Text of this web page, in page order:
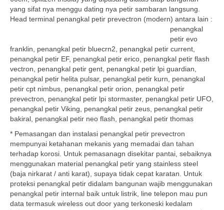
yang sifat nya menggu dating nya petir sambaran langsung.
Head terminal penangkal petir prevectron (modern) antara lain :
penangkal
petir evo
franklin, penangkal petir bluecrn2, penangkal petir current,
penangkal petir EF, penangkal petir erico, penangkal petir flash
vectron, penangkal petir gent, penangkal petir lpi guardian,
penangkal petir helita pulsar, penangkal petir kurn, penangkal
petir cpt nimbus, penangkal petir orion, penangkal petir
prevectron, penangkal petir lpi stormaster, penangkal petir UFO,
penangkal petir Viking, penangkal petir zeus, penangkal petir
bakiral, penangkal petir neo flash, penangkal petir thomas
* Pemasangan dan instalasi penangkal petir prevectron
mempunyai ketahanan mekanis yang memadai dan tahan
terhadap korosi. Untuk pemasanagn disekitar pantai, sebaiknya
menggunakan material penangkal petir yang stainless steel
(baja nirkarat / anti karat), supaya tidak cepat karatan. Untuk
proteksi penangkal petir didalam bangunan wajib menggunakan
penangkal petir internal baik untuk listrik, line telepon mau pun
data termasuk wireless out door yang terkoneski kedalam